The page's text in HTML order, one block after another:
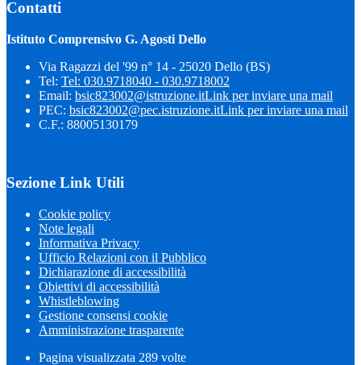
Contatti
Istituto Comprensivo G. Agosti Dello
Via Ragazzi del '99 n° 14 - 25020 Dello (BS)
Tel: Tel: 030.9718040 - 030.9718002
Email: bsic823002@istruzione.itLink per inviare una mail
PEC: bsic823002@pec.istruzione.itLink per inviare una mail
C.F.: 88005130179
Sezione Link Utili
Cookie policy
Note legali
Informativa Privacy
Ufficio Relazioni con il Pubblico
Dichiarazione di accessibilità
Obiettivi di accessibilità
Whistleblowing
Gestione consensi cookie
Amministrazione trasparente
Pagina visualizzata 289 volte